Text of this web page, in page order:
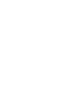
力の項目があ
がございま